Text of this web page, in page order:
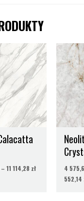
– 11 114,28 zł
Zakres
cen:
od
2
762,58 zł
11
114,28 zł
4
552,14